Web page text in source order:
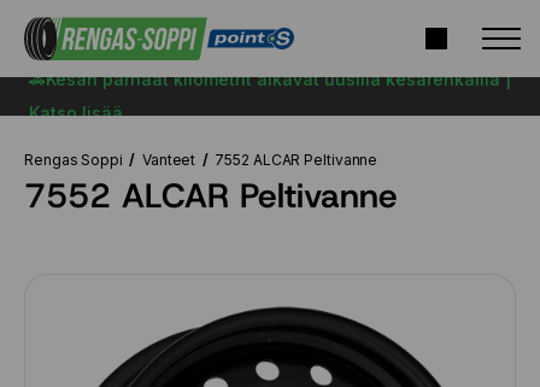
🚗Kesän parhaat kilometrit alkavat uusilla kesärenkailla |
Katso lisää
Rengas Soppi Vanteet 7552 ALCAR Peltivanne
7552 ALCAR Peltivanne